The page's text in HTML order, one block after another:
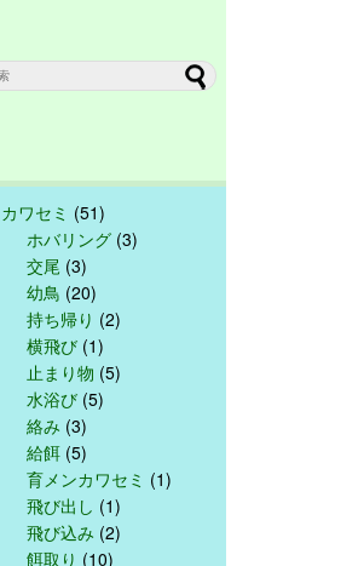
カワセミ (51)
ホバリング (3)
交尾 (3)
幼鳥 (20)
持ち帰り (2)
横飛び (1)
止まり物 (5)
水浴び (5)
絡み (3)
給餌 (5)
育メンカワセミ (1)
飛び出し (1)
飛び込み (2)
餌取り (10)